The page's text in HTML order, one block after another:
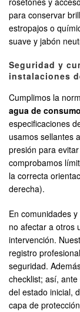
para conservar
estropajos o
suave y jabón
Seguridad y
instalaciones
Cumplimos la
agua de consumo
especificaciones
usamos sellantes
presión para
comprobamos
la correcta
derecha).
En comunidades
no afectar a otros
intervención.
registro
seguridad.
checklist; así,
del estado inicial,
capa de